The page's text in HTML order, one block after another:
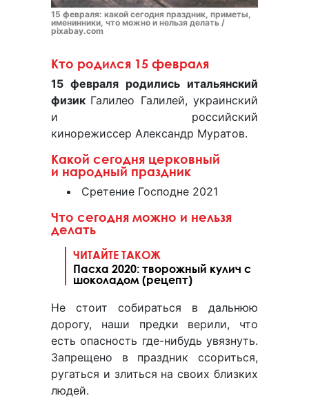
15 февраля: какой сегодня праздник, приметы,
именинники, что можно и нельзя делать /
pixabay.com
Кто родился 15 февраля
15 февраля родились итальянский
физик Галилео Галилей, украинский
и российский
кинорежиссер Александр Муратов.
Какой сегодня церковный
и народный праздник
Сретение Господне 2021
Что сегодня можно и нельзя
делать
ЧИТАЙТЕ ТАКОЖ
Пасха 2020: творожный кулич с
шоколадом (рецепт)
Не стоит собираться в дальнюю
дорогу, наши предки верили, что
есть опасность где-нибудь увязнуть.
Запрещено в праздник ссориться,
ругаться и злиться на своих близких
людей.